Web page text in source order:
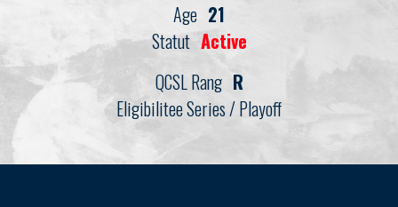
Age 21
Statut Active
QCSL Rang R
Eligibilitee Series / Playoff